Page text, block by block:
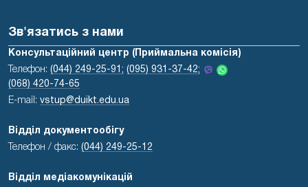
Зв'язатись з нами
Консультаційний центр (Приймальна комісія)
Телефон: (044) 249-25-91; (095) 931-37-42;
(068) 420-74-65
E-mail: vstup@duikt.edu.ua
Відділ документообігу
Телефон / факс: (044) 249-25-12
Відділ медіакомунікацій